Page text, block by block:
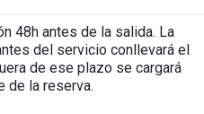
48h antes de la salida. La
del servicio conllevará el
de ese plazo se cargará
de la reserva.